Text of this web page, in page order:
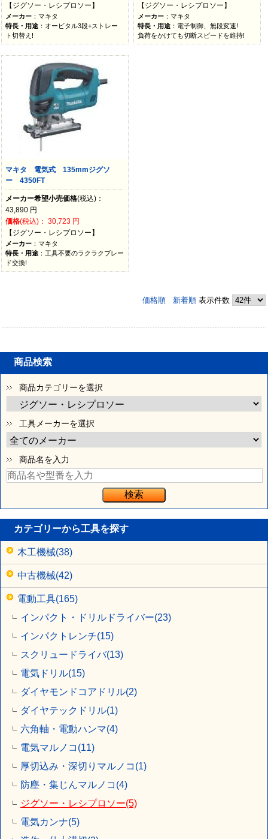
【ジグソー・レシプロソー】
メーカー ：マキタ
特長・用途 ：オービタル3段+ストレー
ト切替え!
【ジグソー・レシプロソー】
メーカー ：マキタ
特長・用途 ：電子制御、無段変速!
負荷をかけても切断スピードを維持!
マキタ 電気式 135mmジグソ
ー 4350FT
メーカー希望小売価格(税込)：
43,890 円
価格(税込)：30,723 円
【ジグソー・レシプロソー】
メーカー ：マキタ
特長・用途 ：工具不要のラクラクブレー
ド交換!
価格順 新着順表示件数
商品検索
商品カテゴリーを選択
工具メーカーを選択
商品名を入力
カテゴリーから工具を探す
木工機械(38)
中古機械(42)
電動工具(165)
インパクト・ドリルドライバー(23)
インパクトレンチ(15)
スクリュードライバ(13)
電気ドリル(15)
ダイヤモンドコアドリル(2)
ダイヤテックドリル(1)
六角軸・電動ハンマ(4)
電気マルノコ(11)
厚切込み・深切りマルノコ(1)
防塵・集じんマルノコ(4)
ジグソー・レシプロソー(5)
電気カンナ(5)